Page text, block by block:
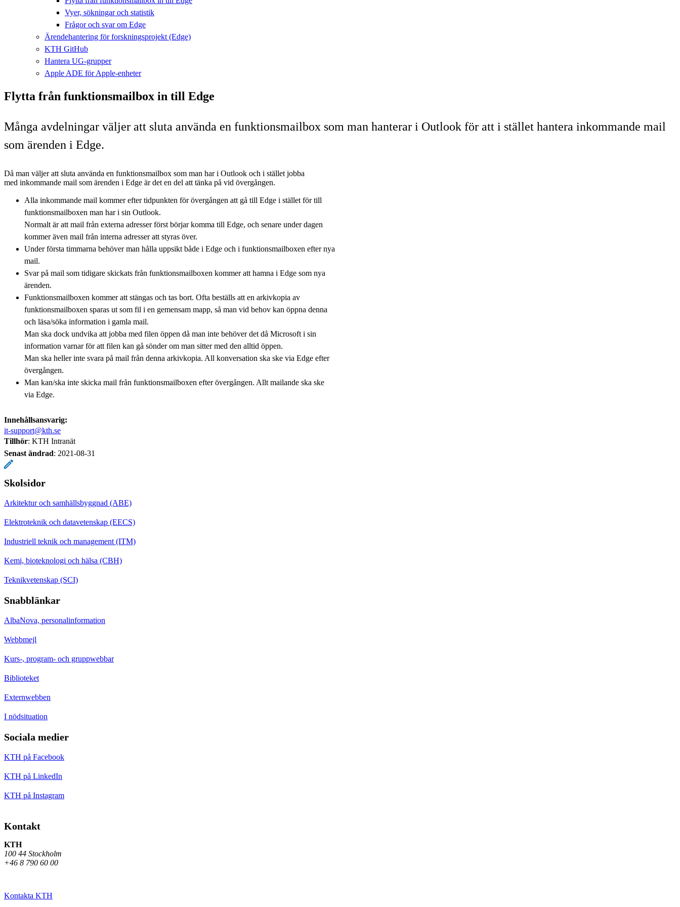
Vyer, sökningar och statistik
Frågor och svar om Edge
Ärendehantering för forskningsprojekt (Edge)
KTH GitHub
Hantera UG-grupper
Apple ADE för Apple-enheter
Flytta från funktionsmailbox in till Edge
Många avdelningar väljer att sluta använda en funktionsmailbox som man hanterar i Outlook för att i stället hantera inkommande mail
som ärenden i Edge.
Då man väljer att sluta använda en funktionsmailbox som man har i Outlook och i stället jobba
med inkommande mail som ärenden i Edge är det en del att tänka på vid övergången.
Alla inkommande mail kommer efter tidpunkten för övergången att gå till Edge i stället för till
funktionsmailboxen man har i sin Outlook.
Normalt är att mail från externa adresser först börjar komma till Edge, och senare under dagen
kommer även mail från interna adresser att styras över.
Under första timmarna behöver man hålla uppsikt både i Edge och i funktionsmailboxen efter nya
mail.
Svar på mail som tidigare skickats från funktionsmailboxen kommer att hamna i Edge som nya
ärenden.
Funktionsmailboxen kommer att stängas och tas bort. Ofta beställs att en arkivkopia av
funktionsmailboxen sparas ut som fil i en gemensam mapp, så man vid behov kan öppna denna
och läsa/söka information i gamla mail.
Man ska dock undvika att jobba med filen öppen då man inte behöver det då Microsoft i sin
information varnar för att filen kan gå sönder om man sitter med den alltid öppen.
Man ska heller inte svara på mail från denna arkivkopia. All konversation ska ske via Edge efter
övergången.
Man kan/ska inte skicka mail från funktionsmailboxen efter övergången. Allt mailande ska ske
via Edge.
Innehållsansvarig:
it-support@kth.se
Tillhör: KTH Intranät
Senast ändrad: 2021-08-31
Skolsidor
Arkitektur och samhällsbyggnad (ABE)
Elektroteknik och datavetenskap (EECS)
Industriell teknik och management (ITM)
Kemi, bioteknologi och hälsa (CBH)
Teknikvetenskap (SCI)
Snabblänkar
AlbaNova, personalinformation
Webbmejl
Kurs-, program- och gruppwebbar
Biblioteket
Externwebben
I nödsituation
Sociala medier
KTH på Facebook
KTH på LinkedIn
KTH på Instagram
Kontakt
KTH
100 44 Stockholm
+46 8 790 60 00
Kontakta KTH